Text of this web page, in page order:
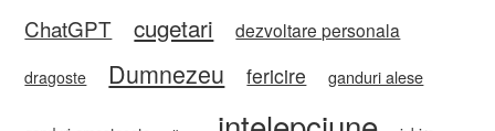
ChatGPT cugetari dezvoltare personala
dragoste Dumnezeu fericire ganduri alese